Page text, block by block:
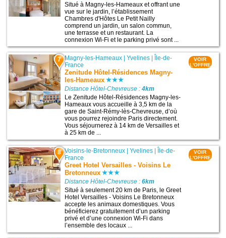
Situé à Magny-les-Hameaux et offrant une
vue sur le jardin, l’établissement
Chambres d'Hôtes Le Petit Nailly
comprend un jardin, un salon commun,
une terrasse et un restaurant. La
connexion Wi-Fi et le parking privé sont ...
7 Magny-les-Hameaux |Yvelines
Île-de-
France
Zenitude Hôtel-Résidences Magny-
les-Hameaux
Distance Hôtel-Chevreuse :4km
Le Zenitude Hôtel-Résidences Magny-les-
Hameaux vous accueille à 3,5 km de la
gare de Saint-Rémy-lès-Chevreuse, d’où
vous pourrez rejoindre Paris directement.
Vous séjournerez à 14 km de Versailles et
à 25 km de ...
VOIR
L'OFFRE
8 Voisins-le-Bretonneux |Yvelines
Île-de-
France
Greet Hotel Versailles - Voisins Le
Bretonneux
Distance Hôtel-Chevreuse :6km
Situé à seulement 20 km de Paris, le Greet
Hotel Versailles - Voisins Le Bretonneux
accepte les animaux domestiques. Vous
bénéficierez gratuitement d’un parking
privé et d’une connexion Wi-Fi dans
l’ensemble des locaux ...
VOIR
L'OFFRE